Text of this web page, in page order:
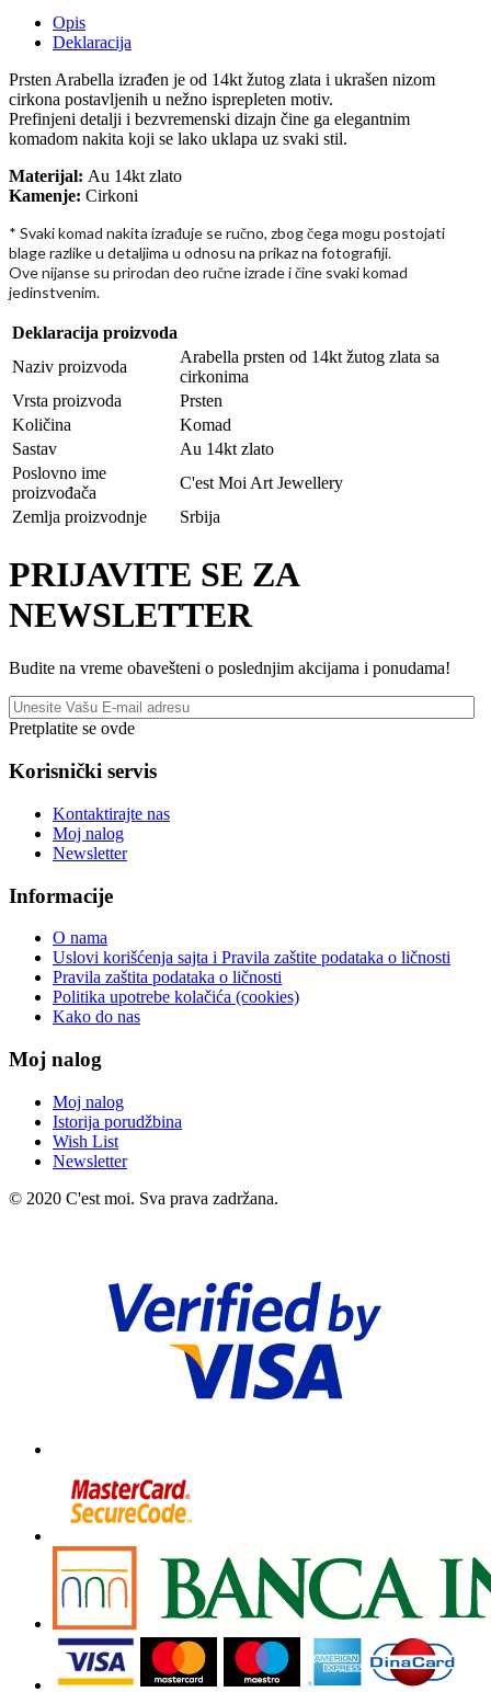
Opis
Deklaracija
Prsten Arabella izrađen je od 14kt žutog zlata i ukrašen nizom
cirkona postavljenih u nežno isprepleten motiv.
Prefinjeni detalji i bezvremenski dizajn čine ga elegantnim
komadom nakita koji se lako uklapa uz svaki stil.
Materijal: Au 14kt zlato
Kamenje: Cirkoni
* Svaki komad nakita izrađuje se ručno, zbog čega mogu postojati
blage razlike u detaljima u odnosu na prikaz na fotografiji.
Ove nijanse su prirodan deo ručne izrade i čine svaki komad
jedinstvenim.
Deklaracija proizvoda
Naziv proizvoda
Arabella prsten od 14kt žutog zlata sa
cirkonima
Vrsta proizvoda
Prsten
Količina
Komad
Sastav
Au 14kt zlato
Poslovno ime
proizvođača
C'est Moi Art Jewellery
Zemlja proizvodnje
Srbija
PRIJAVITE SE ZA
NEWSLETTER
Budite na vreme obavešteni o poslednjim akcijama i ponudama!
Pretplatite se ovde
Korisnički servis
Kontaktirajte nas
Moj nalog
Newsletter
Informacije
O nama
Uslovi korišćenja sajta i Pravila zaštite podataka o ličnosti
Pravila zaštita podataka o ličnosti
Politika upotrebe kolačića (cookies)
Kako do nas
Moj nalog
Moj nalog
Istorija porudžbina
Wish List
Newsletter
© 2020 C'est moi. Sva prava zadržana.